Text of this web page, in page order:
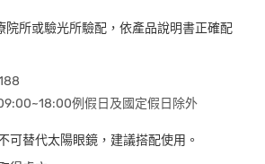
院所或驗光所驗配，依產品說明書正確配
例假日及國定假日除外
可替代太陽眼鏡，建議搭配使用。